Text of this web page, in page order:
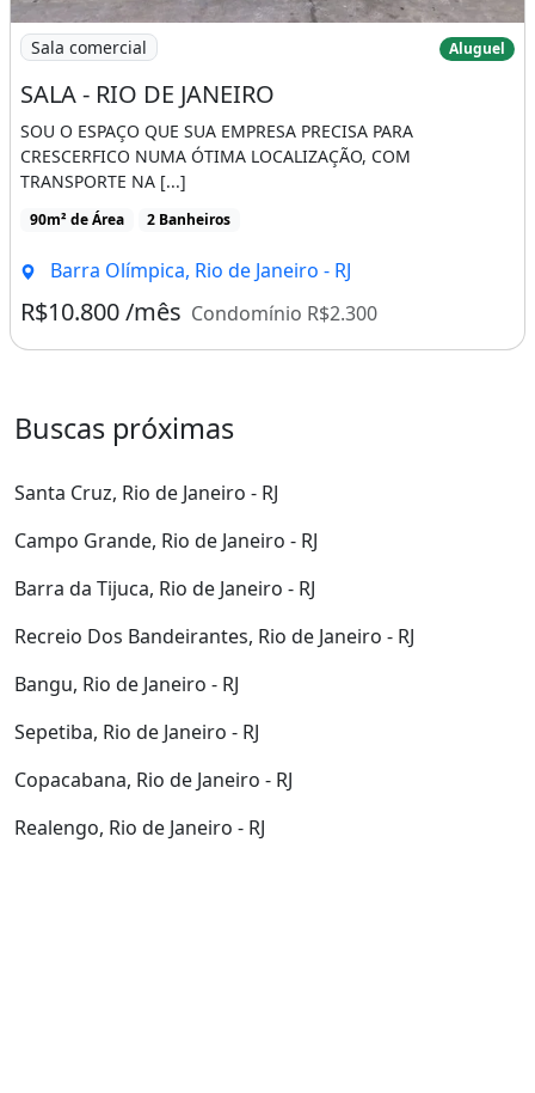
Imagem: SALA - RIO DE JANEIRO
Sala comercial Aluguel
SALA - RIO DE JANEIRO
SOU O ESPAÇO QUE SUA EMPRESA PRECISA PARA
CRESCERFICO NUMA ÓTIMA LOCALIZAÇÃO, COM
TRANSPORTE NA [...]
90m² de Área 2 Banheiros
Barra Olímpica, Rio de Janeiro - RJ
R$10.800 /mês Condomínio R$2.300
Buscas próximas
Santa Cruz, Rio de Janeiro - RJ
Campo Grande, Rio de Janeiro - RJ
Barra da Tijuca, Rio de Janeiro - RJ
Recreio Dos Bandeirantes, Rio de Janeiro - RJ
Bangu, Rio de Janeiro - RJ
Sepetiba, Rio de Janeiro - RJ
Copacabana, Rio de Janeiro - RJ
Realengo, Rio de Janeiro - RJ